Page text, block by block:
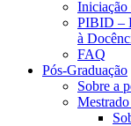
PIBID –
à
FAQ
Pós-Graduação
Sobre a